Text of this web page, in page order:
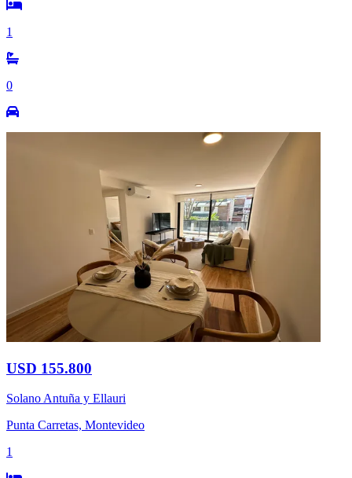
1
0
USD 155.800
Solano Antuña y Ellauri
Punta Carretas, Montevideo
1